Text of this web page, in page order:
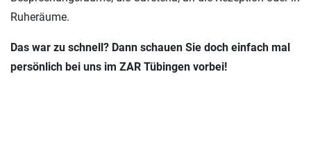
Ruheräume.
Das war zu schnell? Dann schauen Sie doch einfach mal
persönlich bei uns im ZAR Tübingen vorbei!